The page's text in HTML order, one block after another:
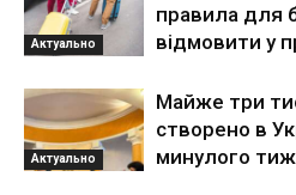
Актуально
правила для
відмовити у
Актуально
Майже три
створено в
минулого